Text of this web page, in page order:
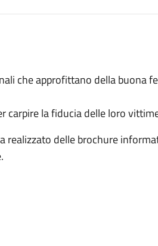
che approfittano della buona
carpire la fiducia delle loro
realizzato delle brochure